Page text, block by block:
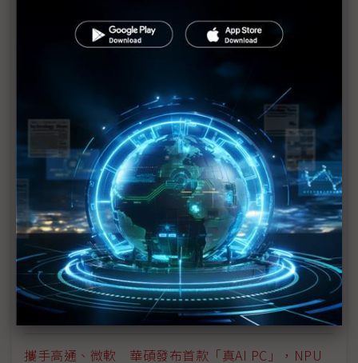
衝著MacBook Air、iPad Pro 微軟用Surface下戰帖
微軟確認AI PC定義 新名稱有何玄機？
能「Recall」所有歷史紀錄 微軟新工具或成AI PC基
本功能
借力Copilot+PC 高通能否挑戰英特爾、AMD甚至蘋
果?
AI PC來了 品牌廠高階機種先行
總整理：微軟發表「Copilot+PC」 拳打Google、
腳踢蘋果
攜手高通、微軟 華碩發布首款「真AI PC」，NPU